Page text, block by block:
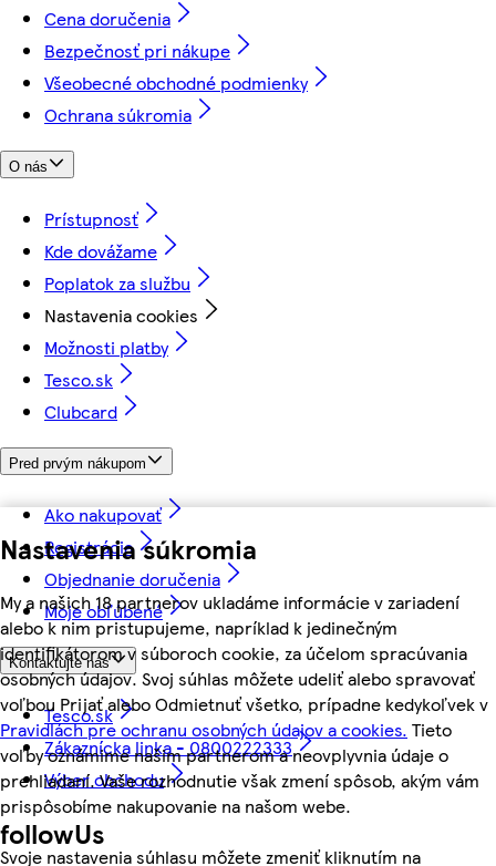
Nastavenia súkromia
My a našich 18 partnerov ukladáme informácie v zariadení
alebo k nim pristupujeme, napríklad k jedinečným
identifikátorom v súboroch cookie, za účelom spracúvania
osobných údajov. Svoj súhlas môžete udeliť alebo spravovať
voľbou Prijať alebo Odmietnuť všetko, prípadne kedykoľvek v
Pravidlách pre ochranu osobných údajov a cookies. Tieto
voľby oznámime našim partnerom a neovplyvnia údaje o
prehliadaní. Vaše rozhodnutie však zmení spôsob, akým vám
prispôsobíme nakupovanie na našom webe.
Svoje nastavenia súhlasu môžete zmeniť kliknutím na
Cena doručenia
Bezpečnosť pri nákupe
Všeobecné obchodné podmienky
Ochrana súkromia
O nás
Prístupnosť
Kde dovážame
Poplatok za službu
Nastavenia cookies
Možnosti platby
Tesco.sk
Clubcard
Pred prvým nákupom
Ako nakupovať
Registrácia
Objednanie doručenia
Moje obľúbené
Kontaktujte nás
Tesco.sk
Zákaznícka linka - 0800222333
Výber obchodu
followUs